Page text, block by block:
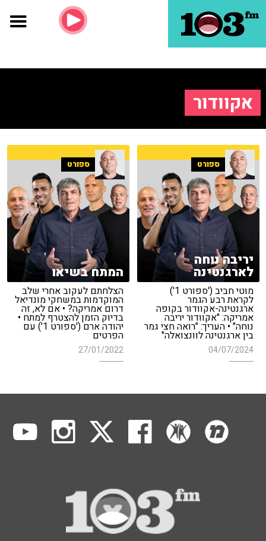
אקוודור
ספורט
יריבה נוחה
לארגנטינה
מוטי חביב ('ספורט 1')
לקראת רבע הגמר
ארגנטינה-אקוודור בקופה
אמריקה: "אקוודור יריבה
נוחה" • העריך: "רואה חצי גמר
בין ארגנטינה לוונצואלה"
04/07/2024
ספורט
המתח בשיאו
הצלחתם לעקוב אחרי שלב
המוקדמות במשחקי מונדיאל
דרום אמריקה? • אם לא, זה
בדיוק הזמן להצטרף למתח •
יהודה ארם ('ספורט 1') עם
הפרטים
27/01/2022